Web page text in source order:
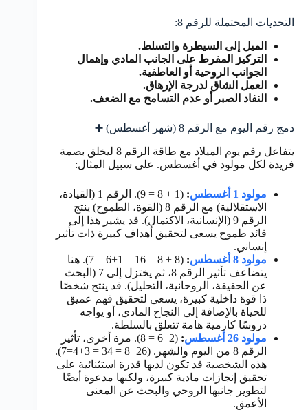
التحديات المحتملة للرقم 8:
الميل إلى السيطرة والتسلط.
التركيز المفرط على الجانب المادي وإهمال
الجوانب الروحية أو العاطفية.
العمل الشاق لدرجة الإرهاق.
النفاد الصبر أو عدم التسامح مع الضعف.
دمج رقم اليوم مع الرقم 8 (شهر أغسطس) ➕
يتفاعل رقم يوم الميلاد مع طاقة الرقم 8 ليخلق بصمة
فريدة لكل مولود في أغسطس. على سبيل المثال:
مولود 1 أغسطس :
(1 + 8 = 9). الرقم 1 (القيادة،
الاستقلالية) مع الرقم 8 (القوة، الطموح) ينتج
الرقم 9 (الإنسانية، الاكتمال). قد يشير هذا إلى
قائد طموح يسعى لتحقيق أهداف كبيرة ذات تأثير
إنساني.
مولود 8 أغسطس
:
(8 + 8 = 16 = 1+6 = 7). هنا
يتضاعف تأثير الرقم 8، ثم يختزل إلى 7 (البحث
عن الحقيقة، الروحانية، التحليل). قد ينتج شخصًا
ذا قوة داخلية كبيرة، يسعى لتحقيق فهم عميق
للحياة بالإضافة إلى النجاح المادي، أو يواجه
دروسًا كارمية هامة تتعلق بالسلطة.
مولود 26 أغسطس
:
(2+6 = 8). مرة أخرى، تأثير
الرقم 8 من اليوم والشهر. (26+8 = 34 = 3+4=7).
هذه الشخصية قد تكون لديها قدرة استثنائية على
تحقيق إنجازات مادية كبيرة، ولكنها مدعوة أيضًا
لتطوير جانبها الروحي والبحث عن المعنى
الأعمق.